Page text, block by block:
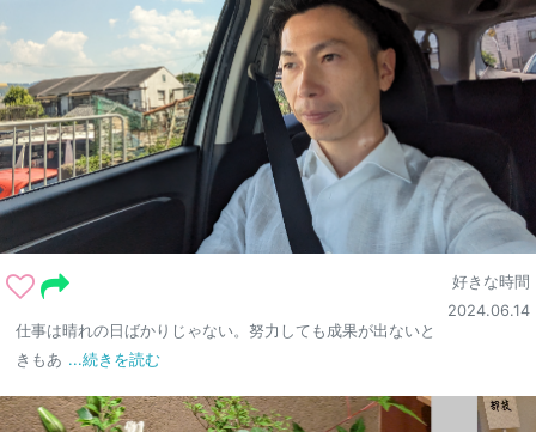
好きな時間
2024.06.14
仕事は晴れの日ばかりじゃない。努力しても成果が出ないと
きもあ ...続きを読む